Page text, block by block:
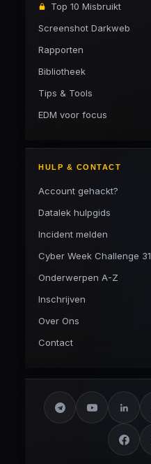
Top 10 Misbruikt
Screenshot Darkweb
Rapporten
Bibliotheek
Tips & Tools
EDM voor focus
HULP & CONTACT
Account gehackt?
Datalek hulpgids
Incident melden
Cyber Week Challenge 31
Onderwerpen A-Z
Inschrijven
Over Ons
Contact